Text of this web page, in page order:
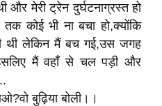
और मेरी ट्रेन दुर्घटनाग्रस्त हो
कोई भी ना बचा हो,क्योंकि
थी लेकिन मैं बच गई,उस जगह
मैं वहाँ से चल पड़ी और
बुढ़िया बोली।।